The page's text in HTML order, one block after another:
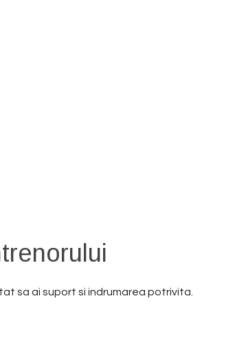
sa ai suport si indrumarea potrivita.